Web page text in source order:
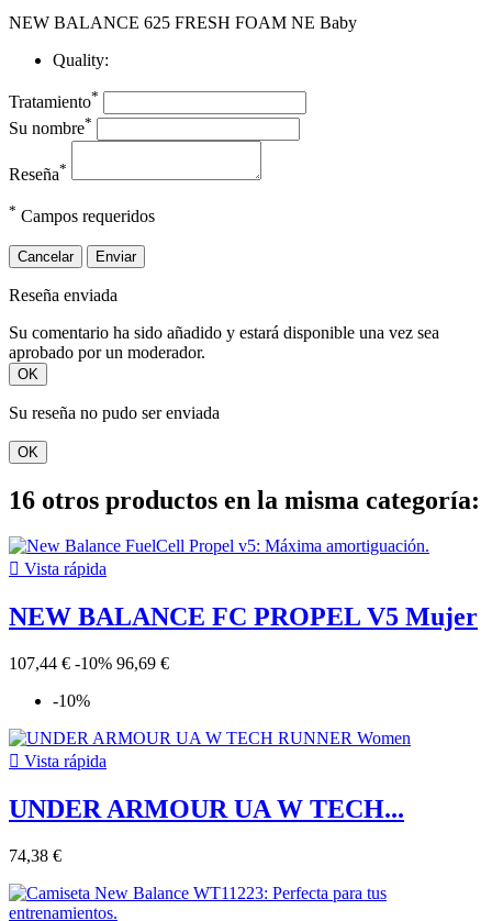
NEW BALANCE 625 FRESH FOAM NE Baby
Quality:
Tratamiento*
Su nombre*
Reseña*
* Campos requeridos
Cancelar Enviar
Reseña enviada
Su comentario ha sido añadido y estará disponible una vez sea
aprobado por un moderador.
OK
Su reseña no pudo ser enviada
OK
16 otros productos en la misma categoría:
 Vista rápida
NEW BALANCE FC PROPEL V5 Mujer
107,44 € -10% 96,69 €
-10%
 Vista rápida
UNDER ARMOUR UA W TECH...
74,38 €